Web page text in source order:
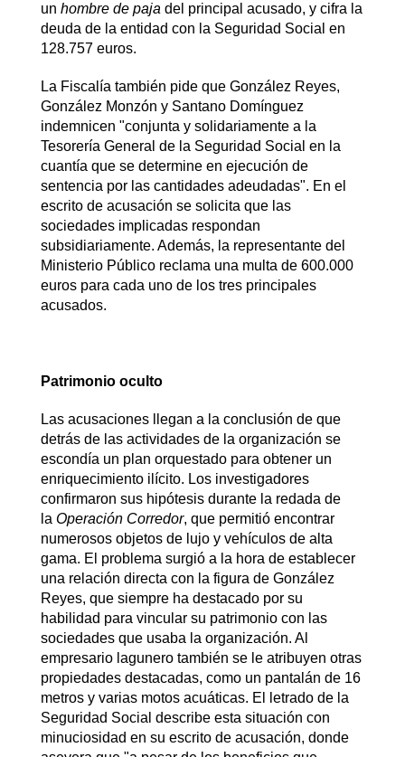
un hombre de paja del principal acusado, y cifra la
deuda de la entidad con la Seguridad Social en
128.757 euros.
La Fiscalía también pide que González Reyes,
González Monzón y Santano Domínguez
indemnicen "conjunta y solidariamente a la
Tesorería General de la Seguridad Social en la
cuantía que se determine en ejecución de
sentencia por las cantidades adeudadas". En el
escrito de acusación se solicita que las
sociedades implicadas respondan
subsidiariamente. Además, la representante del
Ministerio Público reclama una multa de 600.000
euros para cada uno de los tres principales
acusados.
Patrimonio oculto
Las acusaciones llegan a la conclusión de que
detrás de las actividades de la organización se
escondía un plan orquestado para obtener un
enriquecimiento ilícito. Los investigadores
confirmaron sus hipótesis durante la redada de
la Operación Corredor, que permitió encontrar
numerosos objetos de lujo y vehículos de alta
gama. El problema surgió a la hora de establecer
una relación directa con la figura de González
Reyes, que siempre ha destacado por su
habilidad para vincular su patrimonio con las
sociedades que usaba la organización. Al
empresario lagunero también se le atribuyen otras
propiedades destacadas, como un pantalán de 16
metros y varias motos acuáticas. El letrado de la
Seguridad Social describe esta situación con
minuciosidad en su escrito de acusación, donde